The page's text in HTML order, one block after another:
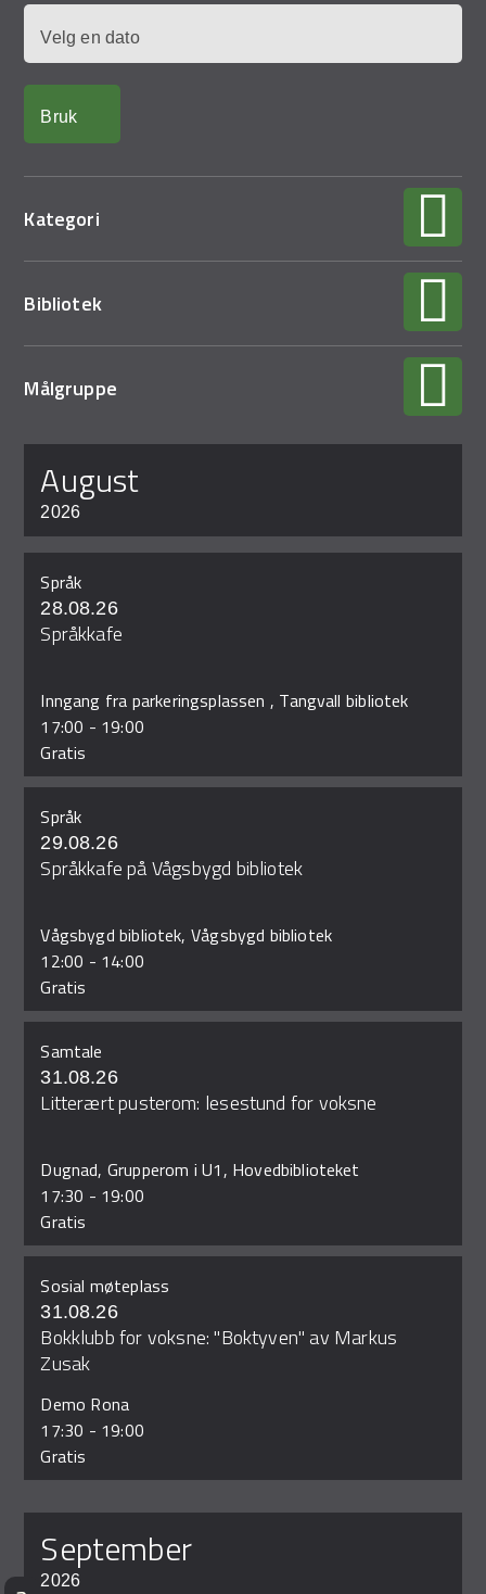
Kategori
Bibliotek
Målgruppe
august
2026
Språk
28.08.26
Språkkafe
Inngang fra parkeringsplassen , Tangvall bibliotek
17:00 - 19:00
Gratis
Språk
29.08.26
Språkkafe på Vågsbygd bibliotek
Vågsbygd bibliotek, Vågsbygd bibliotek
12:00 - 14:00
Gratis
Samtale
31.08.26
Litterært pusterom: lesestund for voksne
Dugnad, Grupperom i U1, Hovedbiblioteket
17:30 - 19:00
Gratis
Sosial møteplass
31.08.26
Bokklubb for voksne: "Boktyven" av Markus
Zusak
Demo Rona
17:30 - 19:00
Gratis
september
2026